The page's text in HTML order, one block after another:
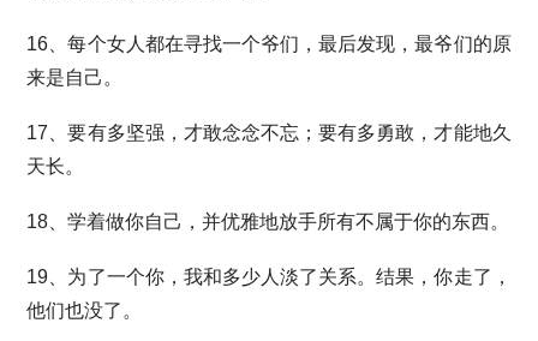
16、每个女人都在寻找一个爷们，最后发现，最爷们的原
来是自己。
17、要有多坚强，才敢念念不忘；要有多勇敢，才能地久
天长。
18、学着做你自己，并优雅地放手所有不属于你的东西。
19、为了一个你，我和多少人淡了关系。结果，你走了，
他们也没了。